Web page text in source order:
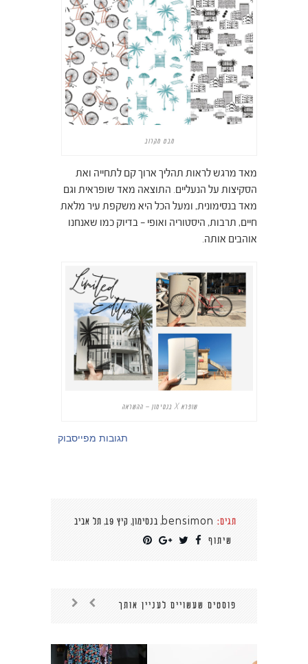
מבט מקרוב
מאד מרגש לראות תהליך ארוך קם לתחייה ואת
הסקיצות על הנעליים. התוצאה מאד שופראית וגם
מאד בנסימונית, ומעל הכל היא משקפת עיר מלאת
חיים, תרבות, היסטוריה ואופי – בדיוק כמו שאנחנו
אוהבים אותה.
שופרא X בנסימון – ההשראה
תגובות מפייסבוק
תגים: bensimon
, בנסימון, קיץ 19 , תל אביב
שיתוף
פוסטים שעשויים לעניין אותך